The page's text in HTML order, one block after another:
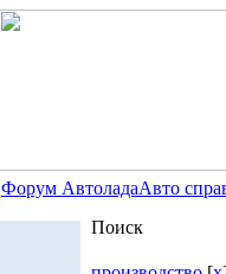
Форум АвтоладаАвто
Поиск